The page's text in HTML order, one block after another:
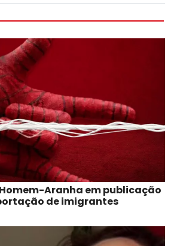
Aranha em publicação
de imigrantes